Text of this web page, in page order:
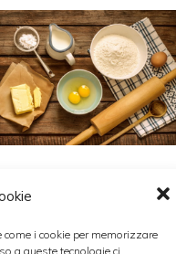
i cookie per memorizzare
a queste tecnologie ci
colomba
è il dolce più
tantissime